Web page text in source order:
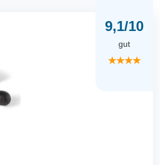
9,1/10
gut
★★★★